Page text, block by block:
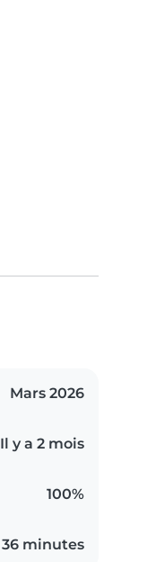
Mars 2026
Il y a 2 mois
100%
36 minutes